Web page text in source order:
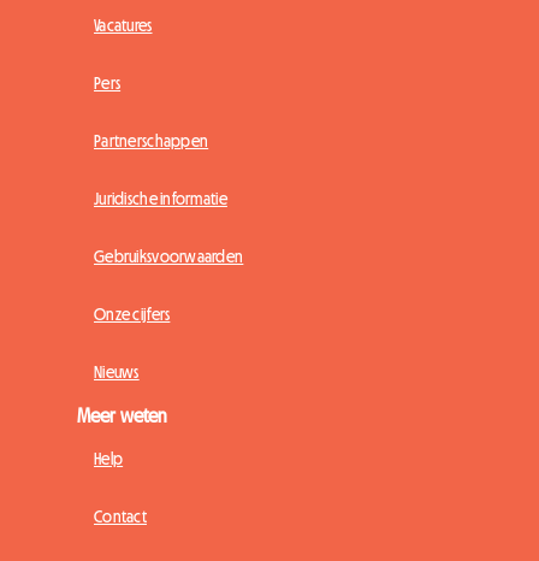
Vacatures
Pers
Partnerschappen
Juridische informatie
Gebruiksvoorwaarden
Onze cijfers
Nieuws
Meer weten
Help
Contact